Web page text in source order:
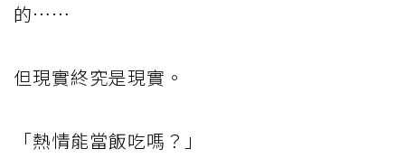
的……
但現實終究是現實。
「熱情能當飯吃嗎？」